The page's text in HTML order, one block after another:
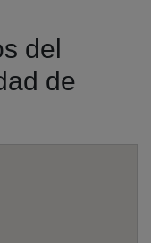
del
de